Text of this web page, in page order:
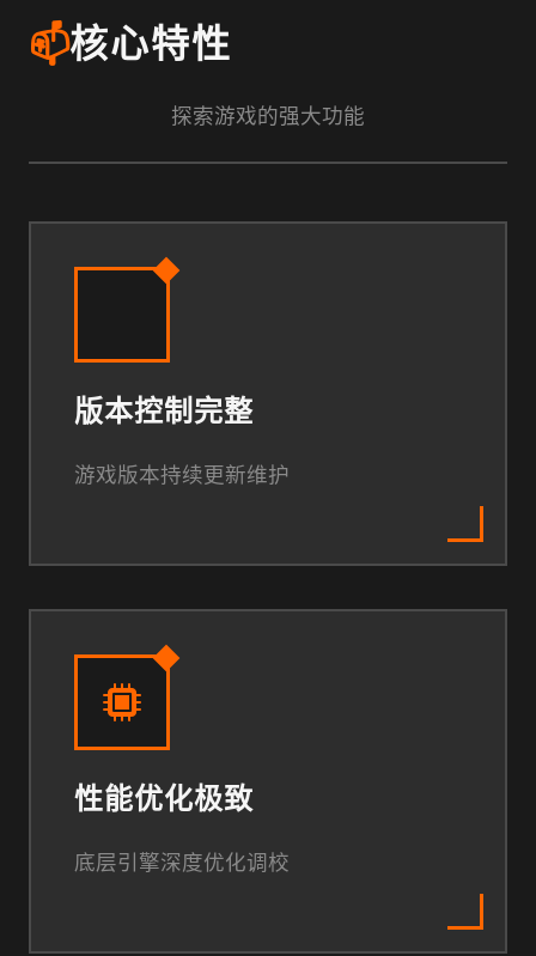
📫核心特性
探索游戏的强大功能
版本控制完整
游戏版本持续更新维护
性能优化极致
底层引擎深度优化调校